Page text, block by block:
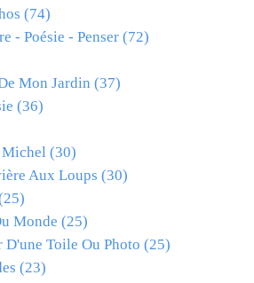
(74)
- Poésie - Penser (72)
Mon Jardin (37)
(36)
Michel (30)
Aux Loups (30)
Monde (25)
Toile Ou Photo (25)
(23)